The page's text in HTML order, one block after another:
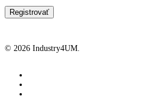
© 2026 Industry4UM.